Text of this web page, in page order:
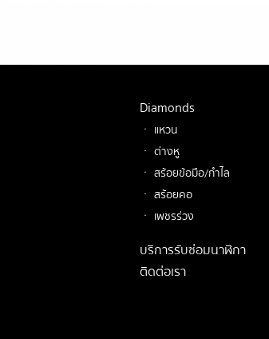
Diamonds
ㆍ แหวน
ㆍ ต่างหู
ㆍ สร้อยข้อมือ/กำไล
ㆍ สร้อยคอ
ㆍ เพชรร่วง
บริการรับซ่อมนาฬิกา
ติดต่อเรา